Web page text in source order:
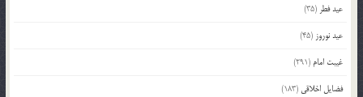
عید فطر (35)
عید نوروز (45)
غیبت امام (291)
فضایل اخلاقی (183)